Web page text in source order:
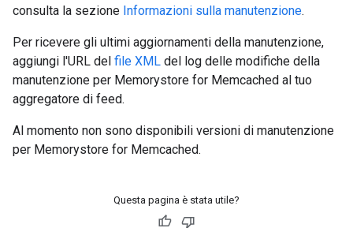
consulta la sezione Informazioni sulla manutenzione.
Per ricevere gli ultimi aggiornamenti della manutenzione,
aggiungi l'URL del file XML del log delle modifiche della
manutenzione per Memorystore for Memcached al tuo
aggregatore di feed.
Al momento non sono disponibili versioni di manutenzione
per Memorystore for Memcached.
Questa pagina è stata utile?